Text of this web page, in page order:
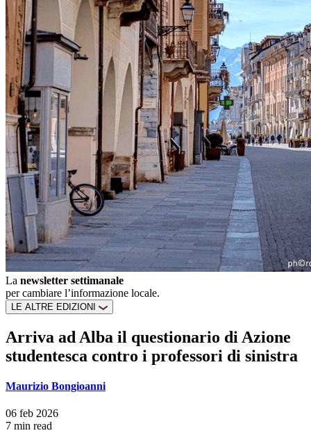
La newsletter settimanale
per cambiare l’informazione locale.
LE ALTRE EDIZIONI
Arriva ad Alba il questionario di Azione
studentesca contro i professori di sinistra
Maurizio Bongioanni
06 feb 2026
7 min read